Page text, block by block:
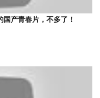
国产青春片，不多了！